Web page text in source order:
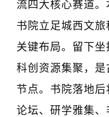
流四大核心赛道
书院立足城西文
关键布局。留下
科创资源集聚，
节点。书院落地
论坛、研学雅集